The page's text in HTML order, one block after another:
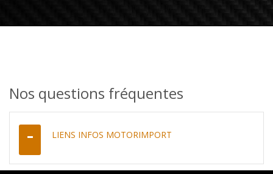
Nos questions fréquentes
LIENS INFOS MOTORIMPORT